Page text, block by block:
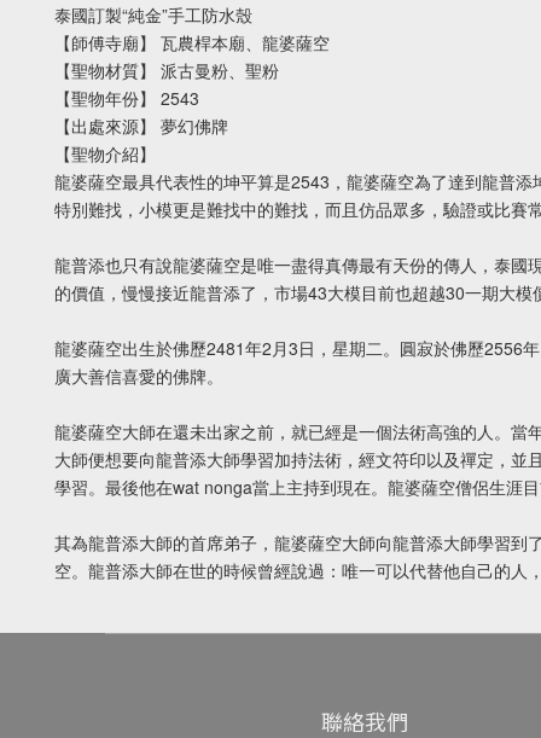
泰國訂製“純金”手工防水殼
【師傅寺廟】 瓦農桿本廟、龍婆薩空
【聖物材質】 派古曼粉、聖粉
【聖物年份】 2543
【出處來源】 夢幻佛牌
【聖物介紹】
龍婆薩空最具代表性的坤平算是2543，龍婆薩空為了達到龍普
特別難找，小模更是難找中的難找，而且仿品眾多，驗證或比
龍普添也只有說龍婆薩空是唯一盡得真傳最有天份的傳人，泰
的價值，慢慢接近龍普添了，市場43大模目前也超越30一期大
龍婆薩空出生於佛歷2481年2月3日，星期二。圓寂於佛歷2556
廣大善信喜愛的佛牌。
龍婆薩空大師在還未出家之前，就已經是一個法術高強的人。
大師便想要向龍普添大師學習加持法術，經文符印以及禪定，
學習。最後他在wat nonga當上主持到現在。龍婆薩空僧侶生涯
其為龍普添大師的首席弟子，龍婆薩空大師向龍普添大師學習
空。龍普添大師在世的時候曾經說過：唯一可以代替他自己的
聯絡我們